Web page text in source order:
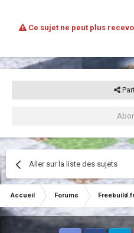
Ce sujet ne peut plus
Aller sur la liste des sujets
Accueil Forums